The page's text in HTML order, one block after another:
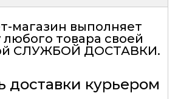
магазин выполняет
любого товара своей
СЛУЖБОЙ ДОСТАВКИ.
доставки курьером